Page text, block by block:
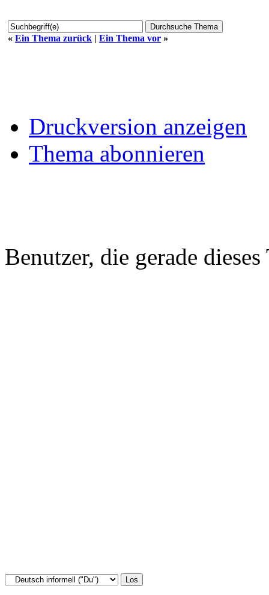
« Ein Thema zurück | Ein Thema vor »
Druckversion anzeigen
Thema abonnieren
Benutzer, die gerade